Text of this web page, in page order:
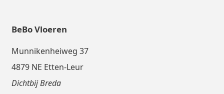
BeBo Vloeren
Munnikenheiweg 37
4879 NE Etten-Leur
Dichtbij Breda